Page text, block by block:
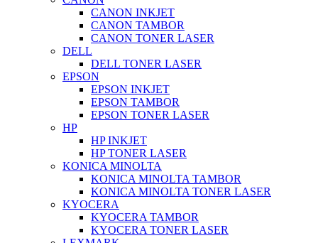
CANON INKJET
CANON TAMBOR
CANON TONER LASER
DELL
DELL TONER LASER
EPSON
EPSON INKJET
EPSON TAMBOR
EPSON TONER LASER
HP
HP INKJET
HP TONER LASER
KONICA MINOLTA
KONICA MINOLTA TAMBOR
KONICA MINOLTA TONER LASER
KYOCERA
KYOCERA TAMBOR
KYOCERA TONER LASER